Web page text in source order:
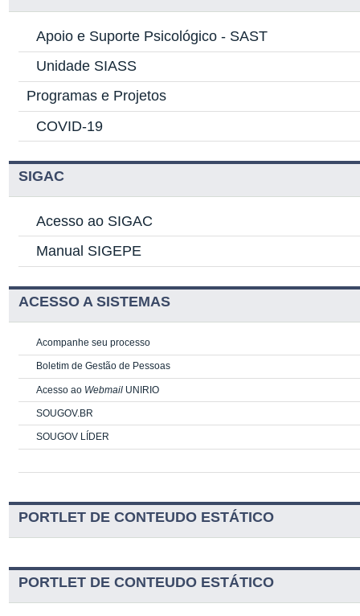
Apoio e Suporte Psicológico - SAST
Unidade SIASS
Programas e Projetos
COVID-19
SIGAC
Acesso ao SIGAC
Manual SIGEPE
ACESSO A SISTEMAS
Acompanhe seu processo
Boletim de Gestão de Pessoas
Acesso ao Webmail UNIRIO
SOUGOV.BR
SOUGOV LÍDER
PORTLET DE CONTEUDO ESTÁTICO
PORTLET DE CONTEUDO ESTÁTICO